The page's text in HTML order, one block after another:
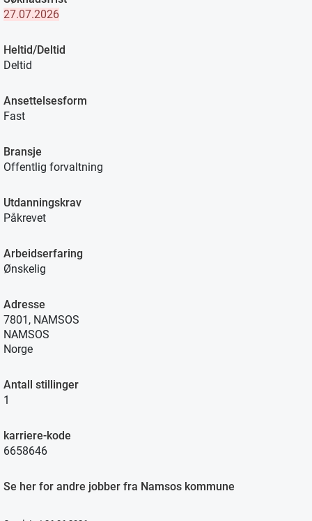
27.07.2026
Heltid/Deltid
Deltid
Ansettelsesform
Fast
Bransje
Offentlig forvaltning
Utdanningskrav
Påkrevet
Arbeidserfaring
Ønskelig
Adresse
7801, NAMSOS
NAMSOS
Norge
Antall stillinger
1
karriere-kode
6658646
Se her for andre jobber fra Namsos kommune